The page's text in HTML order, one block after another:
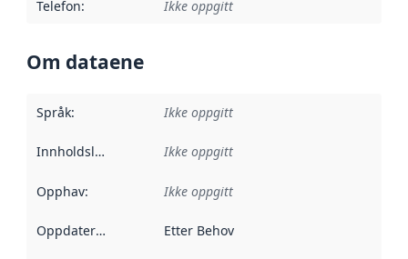
Telefon: Ikke oppgitt
Om dataene
Språk: Ikke oppgitt
Innholdsleverandører :
Ikke oppgitt
Opphav: Ikke oppgitt
Oppdateringsfrekvens :
Etter Behov